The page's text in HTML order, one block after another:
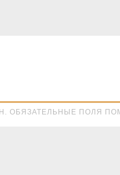
ОБЯЗАТЕЛЬНЫЕ ПОЛЯ